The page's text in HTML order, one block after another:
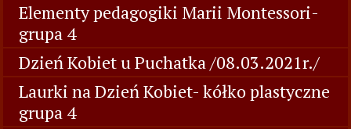
Elementy pedagogiki Marii Montessori-
grupa 4
Dzień Kobiet u Puchatka /08.03.2021r./
Laurki na Dzień Kobiet- kółko plastyczne
grupa 4